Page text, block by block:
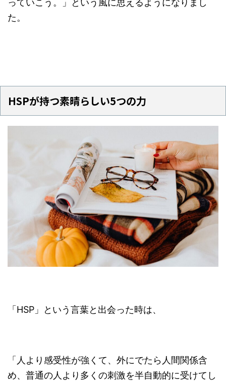
っていこう。」という風に思えるようになりまし
た。
HSPが持つ素晴らしい5つの力
「HSP」という言葉と出会った時は、
「人より感受性が強くて、外にでたら人間関係含
め、普通の人より多くの刺激を半自動的に受けてし